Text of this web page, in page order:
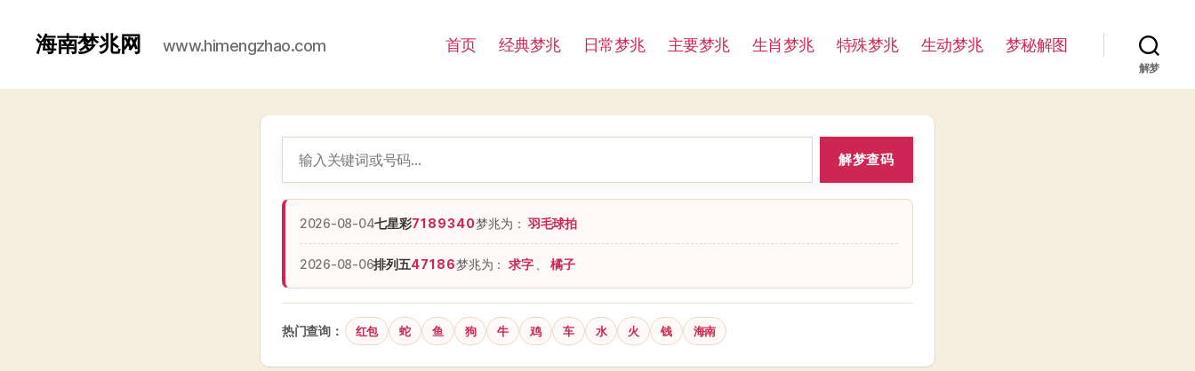
海南梦兆网 www.himengzhao.com 首页 经典梦兆 日常梦兆 主要梦兆 生肖梦兆 特殊梦兆 生动梦兆 梦秘解图
解梦
解梦查码
2026-08-04七星彩7189340梦兆为：羽毛球拍
2026-08-06排列五47186梦兆为： 求字 橘子
热门查询： 红包 蛇 鱼 狗 牛 鸡 车 水 火 钱 海南